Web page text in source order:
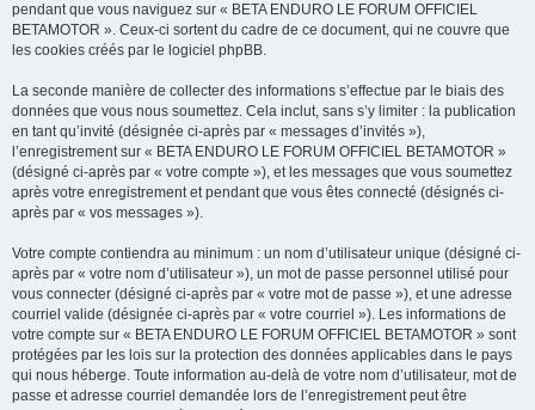
pendant que vous naviguez sur « BETA ENDURO LE FORUM OFFICIEL
BETAMOTOR ». Ceux-ci sortent du cadre de ce document, qui ne couvre que
les cookies créés par le logiciel phpBB.
La seconde manière de collecter des informations s’effectue par le biais des
données que vous nous soumettez. Cela inclut, sans s’y limiter : la publication
en tant qu’invité (désignée ci-après par « messages d’invités »),
l’enregistrement sur « BETA ENDURO LE FORUM OFFICIEL BETAMOTOR »
(désigné ci-après par « votre compte »), et les messages que vous soumettez
après votre enregistrement et pendant que vous êtes connecté (désignés ci-
après par « vos messages »).
Votre compte contiendra au minimum : un nom d’utilisateur unique (désigné ci-
après par « votre nom d’utilisateur »), un mot de passe personnel utilisé pour
vous connecter (désigné ci-après par « votre mot de passe »), et une adresse
courriel valide (désignée ci-après par « votre courriel »). Les informations de
votre compte sur « BETA ENDURO LE FORUM OFFICIEL BETAMOTOR » sont
protégées par les lois sur la protection des données applicables dans le pays
qui nous héberge. Toute information au-delà de votre nom d’utilisateur, mot de
passe et adresse courriel demandée lors de l’enregistrement peut être